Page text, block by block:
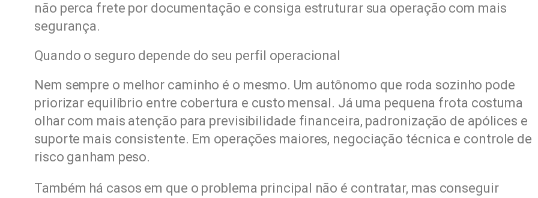
não perca frete por documentação e consiga estruturar sua operação com mais
segurança.
Quando o seguro depende do seu perfil operacional
Nem sempre o melhor caminho é o mesmo. Um autônomo que roda sozinho pode
priorizar equilíbrio entre cobertura e custo mensal. Já uma pequena frota costuma
olhar com mais atenção para previsibilidade financeira, padronização de apólices e
suporte mais consistente. Em operações maiores, negociação técnica e controle de
risco ganham peso.
Também há casos em que o problema principal não é contratar, mas conseguir